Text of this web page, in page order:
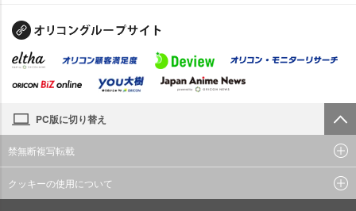
PC版に切り替え
禁無断複写転載
クッキーの使用について